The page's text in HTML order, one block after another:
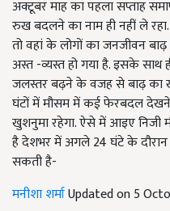
अक्टूबर माह का पहला सप्ताह
रुख बदलने का नाम ही नहीं ले
तो वहां के लोगों का जनजीवन
अस्त -व्यस्त हो गया है. इसके साथ
जलस्तर बढ़ने के वजह से बाढ़ का
घंटों में मौसम में कई फेरबदल
खुशनुमा रहेगा. ऐसे में आइए निजी
है देशभर में अगले 24 घंटे के दौरान
सकती है-
मनीशा शर्माUpdated on 5